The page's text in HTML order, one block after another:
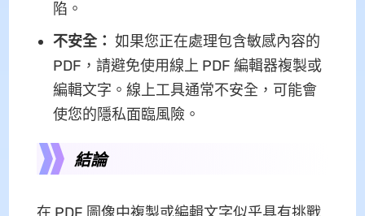
陷。
不安全： 如果您正在處理包含敏感內容的
PDF，請避免使用線上 PDF 編輯器複製或
編輯文字。線上工具通常不安全，可能會
使您的隱私面臨風險。
結論